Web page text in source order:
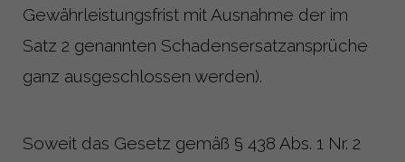
Gewährleistungsfrist mit Ausnahme der im
Satz 2 genannten Schadensersatzansprüche
ganz ausgeschlossen werden).
Soweit das Gesetz gemäß § 438 Abs. 1 Nr. 2